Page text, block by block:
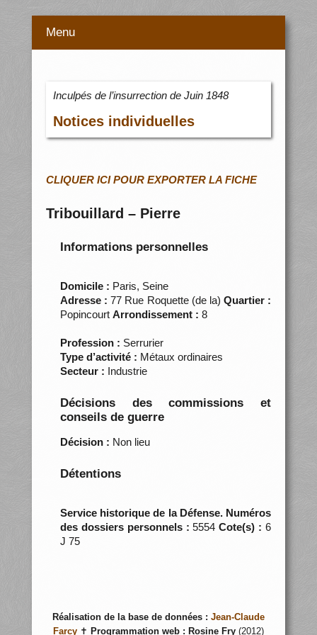
Menu
Inculpés de l’insurrection de Juin 1848
Notices individuelles
CLIQUER ICI POUR EXPORTER LA FICHE
Tribouillard – Pierre
Informations personnelles
Domicile : Paris, Seine
Adresse : 77 Rue Roquette (de la)Quartier :
Popincourt Arrondissement : 8
Profession : Serrurier
Type d’activité : Métaux ordinaires
Secteur : Industrie
Décisions des commissions et
conseils de guerre
Décision : Non lieu
Détentions
Service historique de la Défense. Numéros
des dossiers personnels :5554Cote(s) : 6
J 75
Réalisation de la base de données : Jean-Claude
Farcy ✝ Programmation web : Rosine Fry (2012)